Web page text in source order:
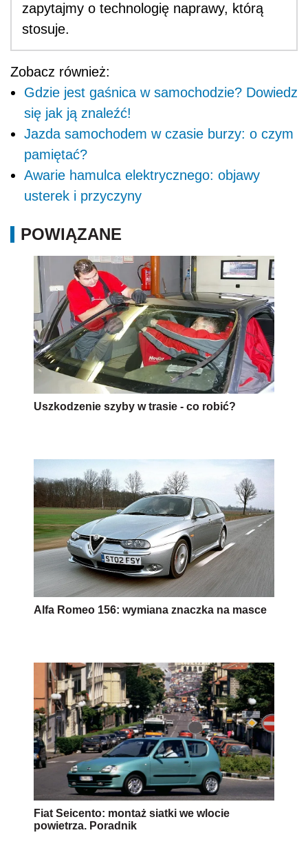
zapytajmy o technologię naprawy, którą
stosuje.
Zobacz również:
Gdzie jest gaśnica w samochodzie? Dowiedz
się jak ją znaleźć!
Jazda samochodem w czasie burzy: o czym
pamiętać?
Awarie hamulca elektrycznego: objawy
usterek i przyczyny
POWIĄZANE
Uszkodzenie szyby w trasie - co robić?
Alfa Romeo 156: wymiana znaczka na masce
Fiat Seicento: montaż siatki we wlocie
powietrza. Poradnik